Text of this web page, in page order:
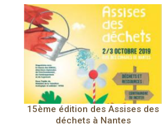
15ème édition des Assises des
déchets à Nantes